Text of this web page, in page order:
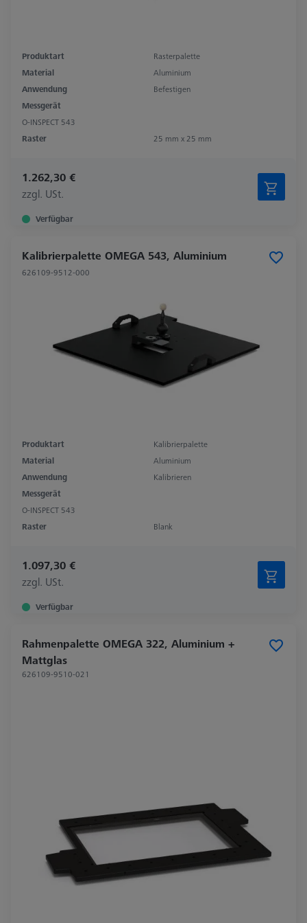
Produktart
Rasterpalette
Material
Aluminium
Anwendung
Befestigen
Messgerät
O-INSPECT 543
Raster
25 mm x 25 mm
1.262,30 €
zzgl. USt.
Verfügbar
Kalibrierpalette OMEGA 543, Aluminium
626109-9512-000
Produktart
Kalibrierpalette
Material
Aluminium
Anwendung
Kalibrieren
Messgerät
O-INSPECT 543
Raster
Blank
1.097,30 €
zzgl. USt.
Verfügbar
Rahmenpalette OMEGA 322, Aluminium +
Mattglas
626109-9510-021